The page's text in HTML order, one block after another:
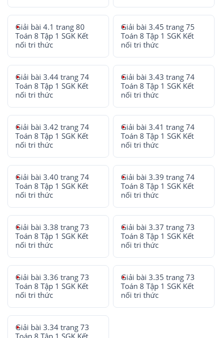
Giải bài 4.1 trang 80
Toán 8 Tập 1 SGK Kết
nối tri thức
Giải bài 3.45 trang 75
Toán 8 Tập 1 SGK Kết
nối tri thức
Giải bài 3.44 trang 74
Toán 8 Tập 1 SGK Kết
nối tri thức
Giải bài 3.43 trang 74
Toán 8 Tập 1 SGK Kết
nối tri thức
Giải bài 3.42 trang 74
Toán 8 Tập 1 SGK Kết
nối tri thức
Giải bài 3.41 trang 74
Toán 8 Tập 1 SGK Kết
nối tri thức
Giải bài 3.40 trang 74
Toán 8 Tập 1 SGK Kết
nối tri thức
Giải bài 3.39 trang 74
Toán 8 Tập 1 SGK Kết
nối tri thức
Giải bài 3.38 trang 73
Toán 8 Tập 1 SGK Kết
nối tri thức
Giải bài 3.37 trang 73
Toán 8 Tập 1 SGK Kết
nối tri thức
Giải bài 3.36 trang 73
Toán 8 Tập 1 SGK Kết
nối tri thức
Giải bài 3.35 trang 73
Toán 8 Tập 1 SGK Kết
nối tri thức
Giải bài 3.34 trang 73